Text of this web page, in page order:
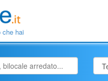
che hai